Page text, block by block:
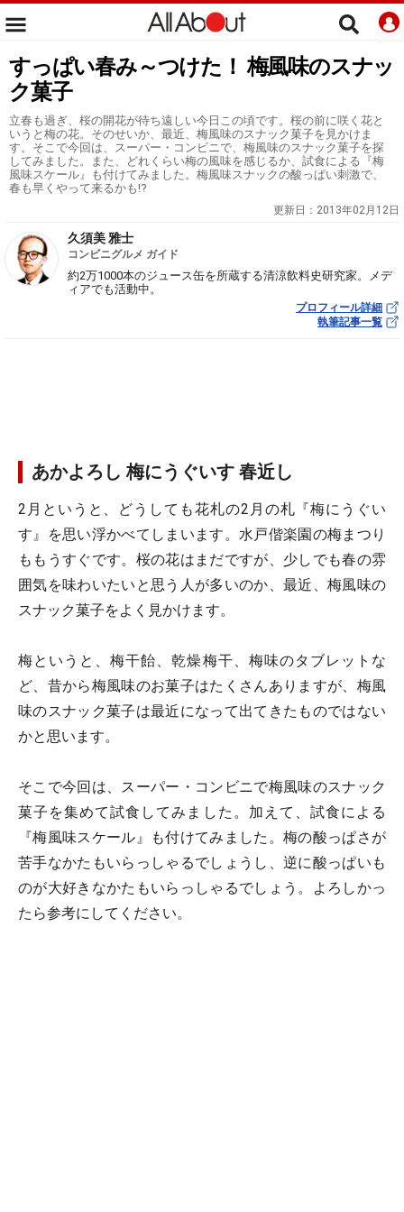
すっぱい春み～つけた！ 梅風味のスナッ
ク菓子
立春も過ぎ、桜の開花が待ち遠しい今日この頃です。桜の前に咲く花と
いうと梅の花。そのせいか、最近、梅風味のスナック菓子を見かけま
す。そこで今回は、スーパー・コンビニで、梅風味のスナック菓子を探
してみました。また、どれくらい梅の風味を感じるか、試食による『梅
風味スケール』も付けてみました。梅風味スナックの酸っぱい刺激で、
春も早くやって来るかも!?
更新日： 2013年02月12日
久須美 雅士
コンビニグルメ ガイド
約2万1000本のジュース缶を所蔵する清涼飲料史研究家。メデ
ィアでも活動中。
プロフィール詳細
執筆記事一覧
あかよろし 梅にうぐいす 春近し
2月というと、どうしても花札の2月の札『梅にうぐい
す』を思い浮かべてしまいます。水戸偕楽園の梅まつり
ももうすぐです。桜の花はまだですが、少しでも春の雰
囲気を味わいたいと思う人が多いのか、最近、梅風味の
スナック菓子をよく見かけます。
梅というと、梅干飴、乾燥梅干、梅味のタブレットな
ど、昔から梅風味のお菓子はたくさんありますが、梅風
味のスナック菓子は最近になって出てきたものではない
かと思います。
そこで今回は、スーパー・コンビニで梅風味のスナック
菓子を集めて試食してみました。加えて、試食による
『梅風味スケール』も付けてみました。梅の酸っぱさが
苦手なかたもいらっしゃるでしょうし、逆に酸っぱいも
のが大好きなかたもいらっしゃるでしょう。よろしかっ
たら参考にしてください。